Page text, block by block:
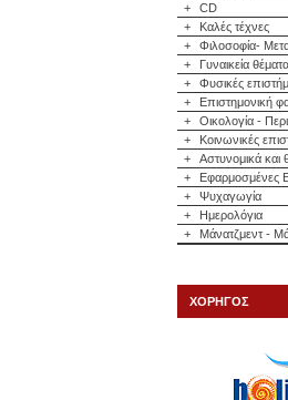
+
CD
+
Καλές τέχνες
+
Φιλοσοφία-
+
Γυναικεία θέματα
+
Φυσικές
+
Επιστημονική
+
Οικολογία -
+
Κοινωνικές
+
Αστυνομικά και
+
Εφαρμοσμένες
+
Ψυχαγωγία
+
Ημερολόγια
+
Μάνατζμεντ -
ΧΟΡΗΓΟΣ